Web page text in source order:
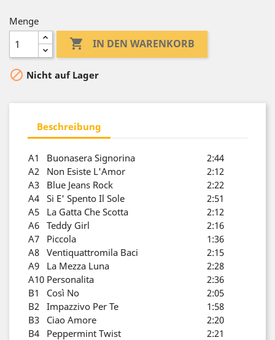
Menge
 IN DEN WARENKORB
 Nicht auf Lager
Beschreibung
A1 Buonasera Signorina
2:44
A2
Non Esiste L'Amor
2:12
A3
Blue Jeans Rock
2:22
A4 Si E' Spento Il Sole
2:51
A5
La Gatta Che Scotta
2:12
A6 Teddy Girl
2:16
A7
Piccola
1:36
A8 Ventiquattromila Baci
2:15
A9
La Mezza Luna
2:28
A10 Personalita
2:36
B1
Così No
2:05
B2 Impazzivo Per Te
1:58
B3
Ciao Amore
2:20
B4
Peppermint Twist
2:21